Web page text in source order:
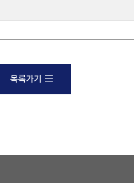
목록가기